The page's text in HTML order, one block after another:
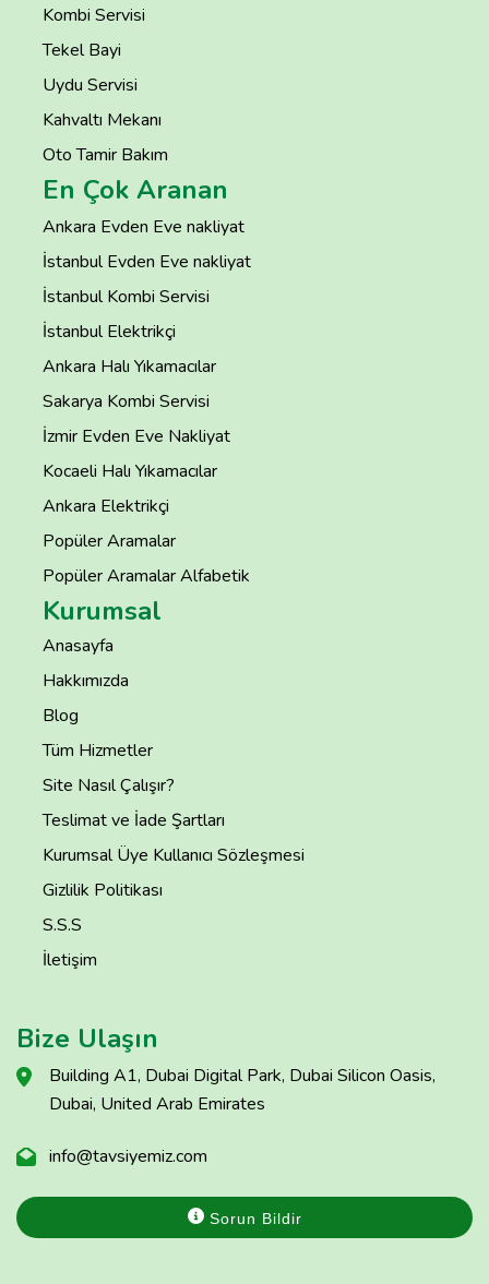
Kombi Servisi
Tekel Bayi
Uydu Servisi
Kahvaltı Mekanı
Oto Tamir Bakım
En Çok Aranan
Ankara Evden Eve nakliyat
İstanbul Evden Eve nakliyat
İstanbul Kombi Servisi
İstanbul Elektrikçi
Ankara Halı Yıkamacılar
Sakarya Kombi Servisi
İzmir Evden Eve Nakliyat
Kocaeli Halı Yıkamacılar
Ankara Elektrikçi
Popüler Aramalar
Popüler Aramalar Alfabetik
Kurumsal
Anasayfa
Hakkımızda
Blog
Tüm Hizmetler
Site Nasıl Çalışır?
Teslimat ve İade Şartları
Kurumsal Üye Kullanıcı Sözleşmesi
Gizlilik Politikası
S.S.S
İletişim
Bize Ulaşın
Building A1, Dubai Digital Park, Dubai Silicon Oasis,
Dubai, United Arab Emirates
info@tavsiyemiz.com
Sorun Bildir